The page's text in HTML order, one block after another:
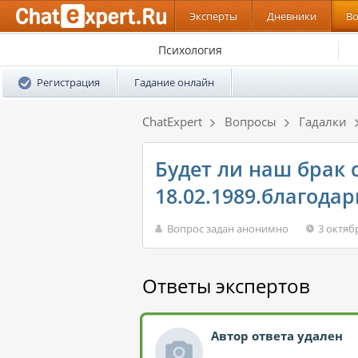
Эксперты Дневники
Психология
Регистрация Гадание онлайн
ChatExpert Вопросы Гадалки
Будет ли наш брак
Вопрос задан анонимно 3
Ответы экспертов
Автор ответа удален